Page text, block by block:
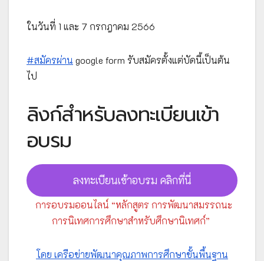
ในวันที่ 1 และ 7 กรกฎาคม 2566
#สมัครผ่าน google form รับสมัครตั้งแต่บัดนี้เป็นต้น
ไป
ลิงก์สำหรับลงทะเบียนเข้า
อบรม
ลงทะเบียนเข้าอบรม คลิกที่นี่
การอบรมออนไลน์ “หลักสูตร การพัฒนาสมรรถนะ
การนิเทศการศึกษาสำหรับศึกษานิเทศก์”
โดย เครือข่ายพัฒนาคุณภาพการศึกษาขั้นพื้นฐาน